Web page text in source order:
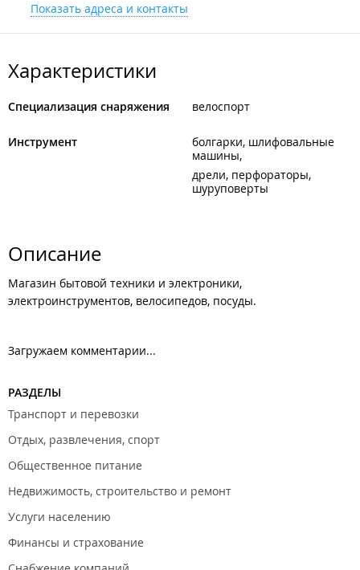
открыто: 10:00–19:00
Показать адреса и контакты
Характеристики
Специализация снаряжения велоспорт
Инструмент
болгарки, шлифовальные
машины
дрели, перфораторы,
шуруповерты
Описание
Магазин бытовой техники и электроники,
электроинструментов, велосипедов, посуды.
Загружаем комментарии...
РАЗДЕЛЫ
Транспорт и перевозки
Отдых, развлечения, спорт
Общественное питание
Недвижимость, строительство и ремонт
Услуги населению
Финансы и страхование